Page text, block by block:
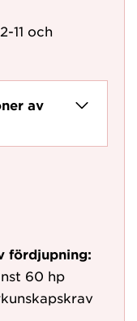
11 och
av
fördjupning:
60 hp